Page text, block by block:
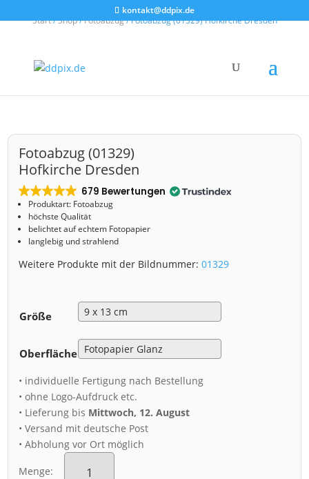
kontakt@ddpix.de
Start/Shop/Fotoabzug/ Fotoabzug (01329) Hofkirche Dresden
Fotoabzug (01329)
Hofkirche Dresden
679 Bewertungen
Produktart: Fotoabzug
höchste Qualität
belichtet auf echtem Fotopapier
langlebig und strahlend
Weitere Produkte mit der Bildnummer:01329
Größe
Oberfläche
• individuelle Fertigung nach Bestellung
• ohne Logo-Aufdruck etc.
• Lieferung bis Mittwoch, 12. August
• Versand mit deutsche Post
• Abholung vor Ort möglich
Menge:
Fotoabzug
(01329)